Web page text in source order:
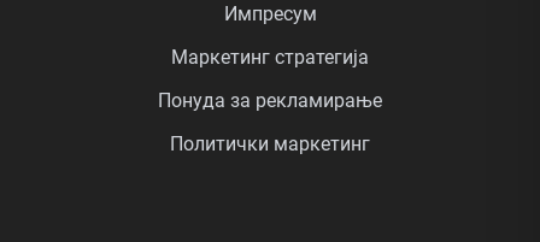
Импресум
Маркетинг стратегија
Понуда за рекламирање
Политички маркетинг